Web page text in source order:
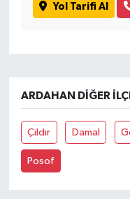
Yol Tarifi Al
ARDAHAN DIĞER
Çıldır Damal
Posof